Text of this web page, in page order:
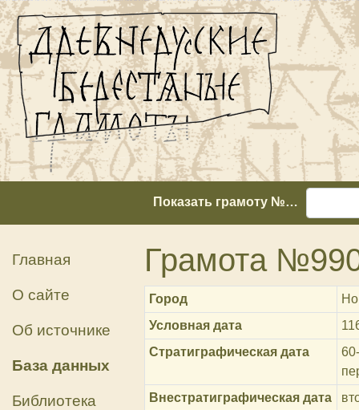
Показать грамоту №…
Главная
О сайте
Об источнике
База данных
Библиотека
Грамота
Город
Условная дата
Стратиграфическая дата
Внестратиграфическая дата